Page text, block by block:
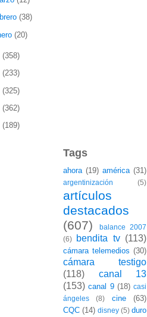
(38)
(20)
(358)
(233)
(325)
(362)
(189)
Tags
ahora (19) américa (31)
argentinización (5)
artículos
destacados
(607)
balance 2007
(6)
bendita tv (113)
cámara telemedios (30)
cámara testigo
(118)
canal 13
(153) canal 9 (18) casi
ángeles
(8) cine
(63)
CQC (14) disney (5) duro